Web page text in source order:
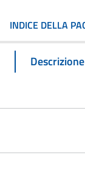
INDICE DELLA
Descrizione